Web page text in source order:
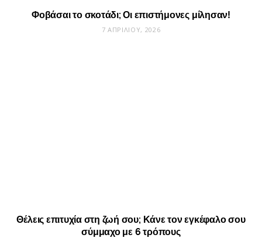
Φοβάσαι το σκοτάδι; Οι επιστήμονες μίλησαν!
7 ΑΠΡΙΛΊΟΥ, 2026
Θέλεις επιτυχία στη ζωή σου; Κάνε τον εγκέφαλο σου
σύμμαχο με 6 τρόπους